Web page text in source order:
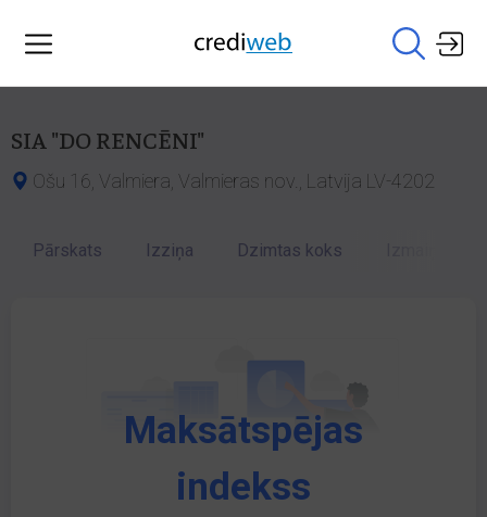
SIA "DO RENCĒNI"
Ošu 16, Valmiera, Valmieras nov., Latvija LV-4202
Pārskats Izziņa Dzimtas koks
Maksātspējas
indekss